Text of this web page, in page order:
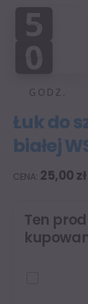
5
0
5
0
0
GODZ.
Łuk do
białej
25,00 zł
Ten